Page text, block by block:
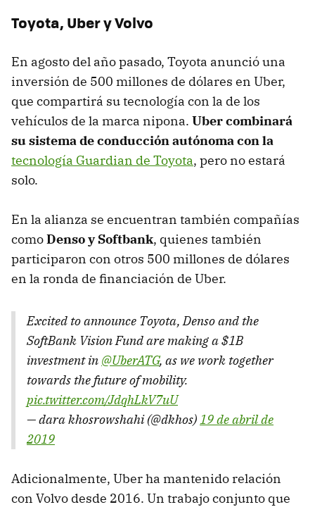
Toyota, Uber y Volvo
En agosto del año pasado, Toyota anunció una
inversión de 500 millones de dólares en Uber,
que compartirá su tecnología con la de los
vehículos de la marca nipona. Uber combinará
su sistema de conducción autónoma con la
tecnología Guardian de Toyota, pero no estará
solo.
En la alianza se encuentran también compañías
comoDenso y Softbank, quienes también
participaron con otros 500 millones de dólares
en la ronda de financiación de Uber.
Excited to announce Toyota, Denso and the
SoftBank Vision Fund are making a $1B
investment in @UberATG, as we work together
towards the future of mobility.
pic.twitter.com/JdqhLkV7uU
— dara khosrowshahi (@dkhos)19 de abril de
2019
Adicionalmente, Uber ha mantenido relación
con Volvo desde 2016. Un trabajo conjunto que